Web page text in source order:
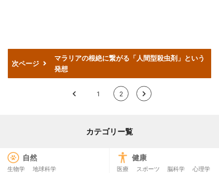
次ページ
マラリアの根絶に繋がる「人間型殺虫剤」という
発想
< 1 2 >
カテゴリー覧
自然
生物学 地球科学
健康
医療 スポーツ 脳科学 心理学